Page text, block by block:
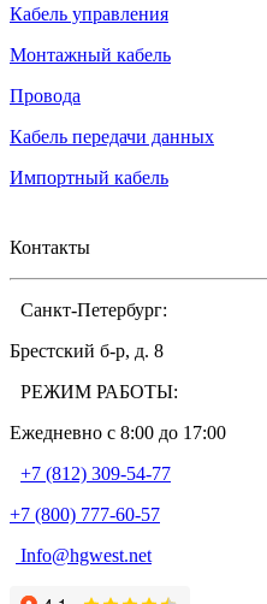
Кабель управления
Монтажный кабель
Провода
Кабель передачи данных
Импортный кабель
Контакты
Санкт-Петербург:
Брестский б-р, д. 8
РЕЖИМ РАБОТЫ:
Ежедневно c 8:00 до 17:00
+7 (812) 309-54-77
+7 (800) 777-60-57
Info@hgwest.net